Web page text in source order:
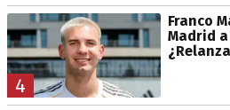
4
Franco
Madrid